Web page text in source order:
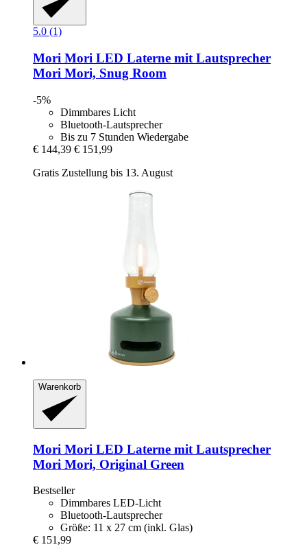
5.0 (1)
Mori Mori LED Laterne mit Lautsprecher
Mori Mori, Snug Room
-5%
Dimmbares Licht
Bluetooth-Lautsprecher
Bis zu 7 Stunden Wiedergabe
€ 144,39 € 151,99
Gratis Zustellung bis 13. August
Warenkorb
Mori Mori LED Laterne mit Lautsprecher
Mori Mori, Original Green
Bestseller
Dimmbares LED-Licht
Bluetooth-Lautsprecher
Größe: 11 x 27 cm (inkl. Glas)
€ 151,99